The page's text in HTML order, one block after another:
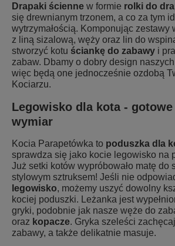
Drapaki ścienne w formie rolki do
się drewnianym trzonem, a co za tym
wytrzymałością. Komponując zestawy
z liną sizalową, węży oraz lin do
stworzyć kotu ściankę do zabawy i
zabaw. Dbamy o dobry design
więc będą one jednocześnie ozdobą
Kociarzu.
Legowisko dla kota -
wymiar
Kocia Parapetówka to poduszka dla
sprawdza się jako kocie legowisko na
Już setki kotów wypróbowało matę do
stylowym sztruksem! Jeśli nie
legowisko, możemy uszyć dowolny
kociej poduszki. Leżanka jest
gryki, podobnie jak nasze węże do
oraz kopacze. Gryka szeleści
zabawy, a także delikatnie masuje.